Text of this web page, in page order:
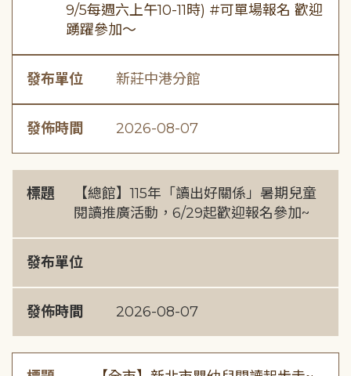
9/5每週六上午10-11時) #可單場報名 歡迎
踴躍參加～
發布單位 新莊中港分館
發佈時間 2026-08-07
標題
【總館】115年「讀出好關係」暑期兒童
閱讀推廣活動，6/29起歡迎報名參加~
發布單位
發佈時間 2026-08-07